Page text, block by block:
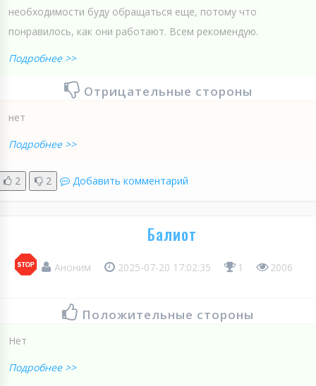
необходимости буду обращаться еще, потому что
понравилось, как они работают. Всем рекомендую.
Подробнее >>
Отрицательные стороны
нет
Подробнее >>
2 2 Добавить комментарий
Балиот
Аноним 2025-07-20 17:02:35 1 2006
Положительные стороны
Нет
Подробнее >>